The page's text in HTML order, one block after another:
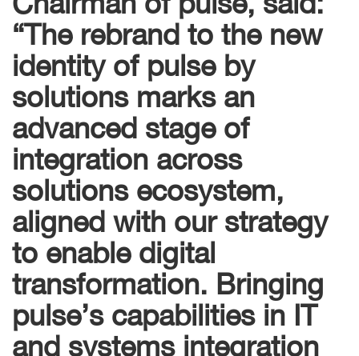
“The rebrand to the new
identity of pulse by
solutions marks an
advanced stage of
integration across
solutions ecosystem,
aligned with our strategy
to enable digital
transformation. Bringing
pulse’s capabilities in IT
and systems integration